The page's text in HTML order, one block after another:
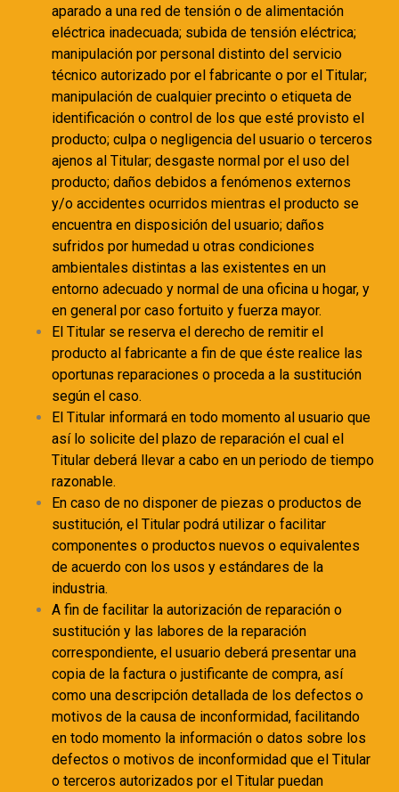
aparado a una red de tensión o de alimentación
eléctrica inadecuada; subida de tensión eléctrica;
manipulación por personal distinto del servicio
técnico autorizado por el fabricante o por el Titular;
manipulación de cualquier precinto o etiqueta de
identificación o control de los que esté provisto el
producto; culpa o negligencia del usuario o terceros
ajenos al Titular; desgaste normal por el uso del
producto; daños debidos a fenómenos externos
y/o accidentes ocurridos mientras el producto se
encuentra en disposición del usuario; daños
sufridos por humedad u otras condiciones
ambientales distintas a las existentes en un
entorno adecuado y normal de una oficina u hogar, y
en general por caso fortuito y fuerza mayor.
El Titular se reserva el derecho de remitir el
producto al fabricante a fin de que éste realice las
oportunas reparaciones o proceda a la sustitución
según el caso.
El Titular informará en todo momento al usuario que
así lo solicite del plazo de reparación el cual el
Titular deberá llevar a cabo en un periodo de tiempo
razonable.
En caso de no disponer de piezas o productos de
sustitución, el Titular podrá utilizar o facilitar
componentes o productos nuevos o equivalentes
de acuerdo con los usos y estándares de la
industria.
A fin de facilitar la autorización de reparación o
sustitución y las labores de la reparación
correspondiente, el usuario deberá presentar una
copia de la factura o justificante de compra, así
como una descripción detallada de los defectos o
motivos de la causa de inconformidad, facilitando
en todo momento la información o datos sobre los
defectos o motivos de inconformidad que el Titular
o terceros autorizados por el Titular puedan